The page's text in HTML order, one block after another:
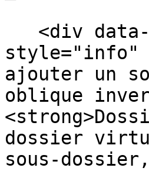
style="info"
ajouter un
oblique
dossier
sous-